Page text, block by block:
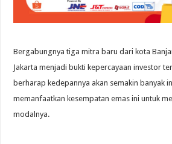
Bergabungnya tiga mitra baru dari kota
Jakarta menjadi bukti kepercayaan investor
berharap kedepannya akan semakin banyak
memanfaatkan kesempatan emas ini untuk
modalnya.